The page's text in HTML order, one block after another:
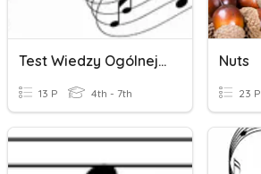
Test Wiedzy Ogólnej - Muzyka
13 P 4th - 7th
Nuts
23 P